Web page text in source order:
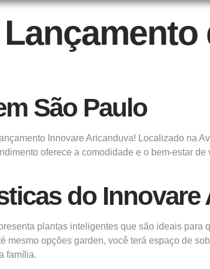
São Paulo
Innovare Aricanduva! Localizado na
oferece a comodidade e o bem-estar
do Innovare
plantas inteligentes que são ideais para
mesmo opções garden, você terá espaço de
família.